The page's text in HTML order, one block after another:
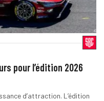
pour l’édition 2026
d’attraction. L’édition